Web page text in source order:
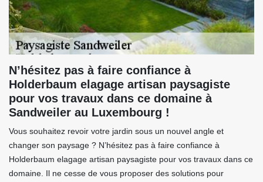
N’hésitez pas à faire confiance à
Holderbaum elagage artisan paysagiste
pour vos travaux dans ce domaine à
Sandweiler au Luxembourg !
Vous souhaitez revoir votre jardin sous un nouvel angle et
changer son paysage ? N’hésitez pas à faire confiance à
Holderbaum elagage artisan paysagiste pour vos travaux dans ce
domaine. Il ne cesse de vous proposer des solutions pour